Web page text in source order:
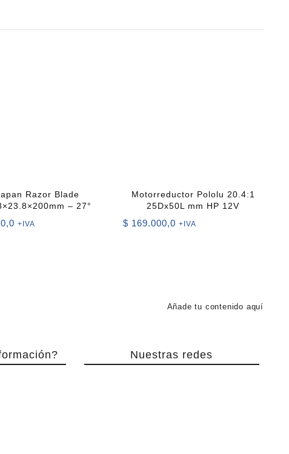
Razor Blade
– 27°
+IVA
Motorreductor Pololu 20.4:1
25Dx50L mm HP 12V
$ 169.000,0 +IVA
Añade tu contenido aquí
Nuestras redes